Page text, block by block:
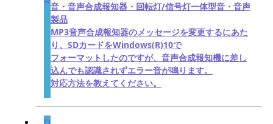
音・音声合成報知器・回転灯/信号灯一体型音・音声
製品
MP3音声合成報知器のメッセージを変更するにあた
り、SDカードをWindows(R)10で
フォーマットしたのですが、音声合成報知機に差し
込んでも認識されずエラー音が鳴ります。
対応方法を教えてください。